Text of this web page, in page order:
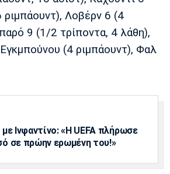
ριμπάουντ), Λοβέρν 6 (4
9 (1/2 τρίποντα, 4 λάθη),
(4 ριμπάουντ), Φαλ
Ινφαντίνο: «Η UEFA πλήρωσε
σε πρώην ερωμένη του!»